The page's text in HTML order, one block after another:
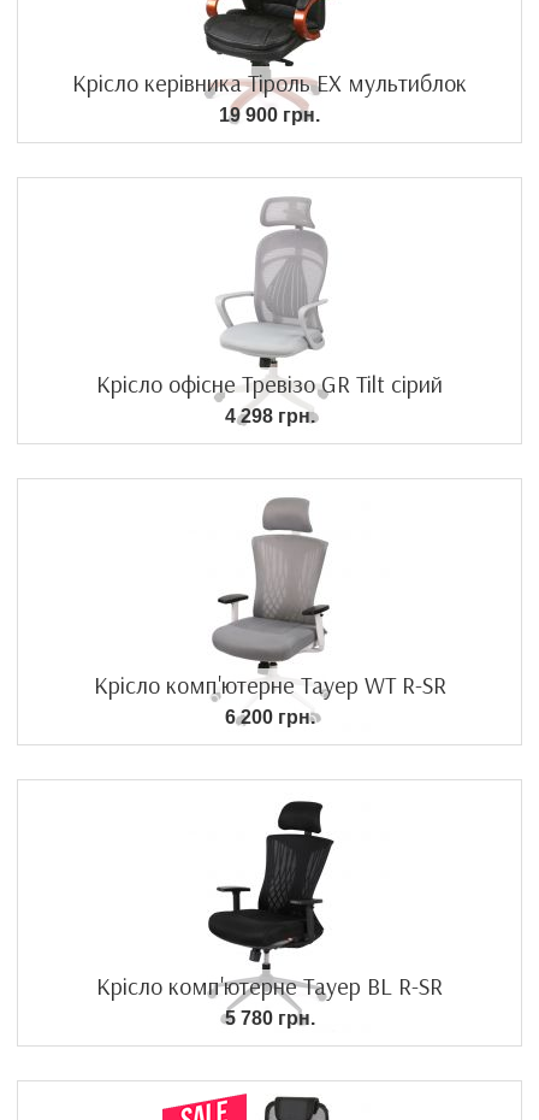
Крісло керівника Тіроль EX мультиблок
19 900 грн.
Крісло офісне Тревізо GR Tilt сірий
4 298 грн.
Крісло комп'ютерне Тауер WT R-SR
6 200 грн.
Крісло комп'ютерне Тауер BL R-SR
5 780 грн.